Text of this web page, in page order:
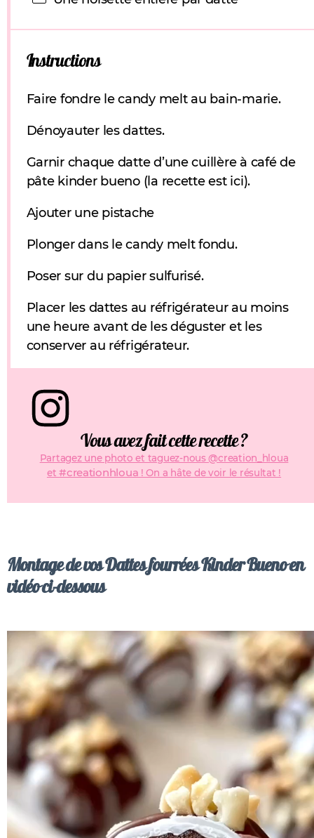
Instructions
Faire fondre le candy melt au bain-marie.
Dénoyauter les dattes.
Garnir chaque datte d’une cuillère à café de
pâte kinder bueno (la recette est ici).
Ajouter une pistache
Plonger dans le candy melt fondu.
Poser sur du papier sulfurisé.
Placer les dattes au réfrigérateur au moins
une heure avant de les déguster et les
conserver au réfrigérateur.
Vous avez fait cette recette ?
Partagez une photo et taguez-nous @creation_hloua
et#creationhloua ! On a hâte de voir le résultat !
Montage de vos Dattes fourrées Kinder Bueno en
vidéo ci-dessous